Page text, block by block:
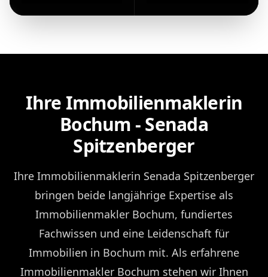
Ihre Immobilienmaklerin
Bochum - Senada
Spitzenberger
Ihre Immobilienmaklerin Senada Spitzenberger
bringen beide langjährige Expertise als
Immobilienmakler Bochum, fundiertes
Fachwissen und eine Leidenschaft für
Immobilien in Bochum mit. Als erfahrene
Immobilienmakler Bochum stehen wir Ihnen